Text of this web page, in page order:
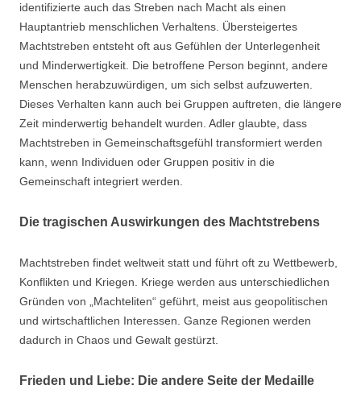
identifizierte auch das Streben nach Macht als einen
Hauptantrieb menschlichen Verhaltens. Übersteigertes
Machtstreben entsteht oft aus Gefühlen der Unterlegenheit
und Minderwertigkeit. Die betroffene Person beginnt, andere
Menschen herabzuwürdigen, um sich selbst aufzuwerten.
Dieses Verhalten kann auch bei Gruppen auftreten, die längere
Zeit minderwertig behandelt wurden. Adler glaubte, dass
Machtstreben in Gemeinschaftsgefühl transformiert werden
kann, wenn Individuen oder Gruppen positiv in die
Gemeinschaft integriert werden.
Die tragischen Auswirkungen des Machtstrebens
Machtstreben findet weltweit statt und führt oft zu Wettbewerb,
Konflikten und Kriegen. Kriege werden aus unterschiedlichen
Gründen von „Machteliten“ geführt, meist aus geopolitischen
und wirtschaftlichen Interessen. Ganze Regionen werden
dadurch in Chaos und Gewalt gestürzt.
Frieden und Liebe: Die andere Seite der Medaille